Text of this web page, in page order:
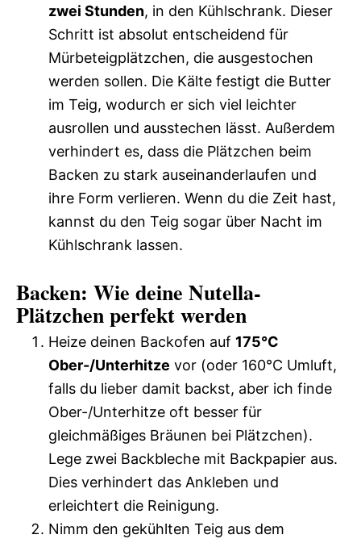
zwei Stunden, in den Kühlschrank. Dieser
Schritt ist absolut entscheidend für
Mürbeteigplätzchen, die ausgestochen
werden sollen. Die Kälte festigt die Butter
im Teig, wodurch er sich viel leichter
ausrollen und ausstechen lässt. Außerdem
verhindert es, dass die Plätzchen beim
Backen zu stark auseinanderlaufen und
ihre Form verlieren. Wenn du die Zeit hast,
kannst du den Teig sogar über Nacht im
Kühlschrank lassen.
Backen: Wie deine Nutella-
Plätzchen perfekt werden
Heize deinen Backofen auf 175°C
Ober-/Unterhitze vor (oder 160°C Umluft,
falls du lieber damit backst, aber ich finde
Ober-/Unterhitze oft besser für
gleichmäßiges Bräunen bei Plätzchen).
Lege zwei Backbleche mit Backpapier aus.
Dies verhindert das Ankleben und
erleichtert die Reinigung.
Nimm den gekühlten Teig aus dem